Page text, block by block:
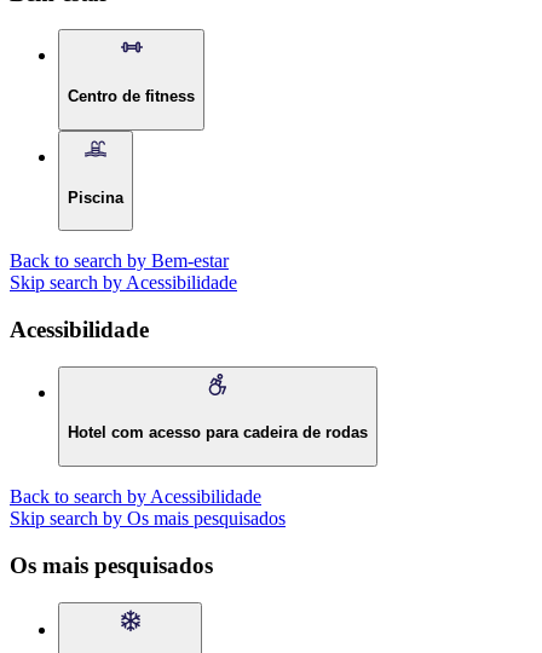
Centro de fitness
Piscina
Back to search by Bem-estar
Skip search by Acessibilidade
Acessibilidade
Hotel com acesso para cadeira de rodas
Back to search by Acessibilidade
Skip search by Os mais pesquisados
Os mais pesquisados